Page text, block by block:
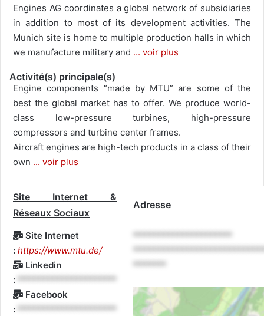
Engines AG coordinates a global network of subsidiaries
in addition to most of its development activities. The
Munich site is home to multiple production halls in which
we manufacture military and ... voir plus
Activité(s) principale(s)
Engine components “made by MTU” are some of the
best the global market has to offer. We produce world-
class low-pressure turbines, high-pressure
compressors and turbine center frames.
Aircraft engines are high-tech products in a class of their
own ... voir plus
Site Internet &
Réseaux Sociaux
Adresse
Site Internet
: https://www.mtu.de/
Linkedin
: *********************
Facebook
: *********************
*********************
*******